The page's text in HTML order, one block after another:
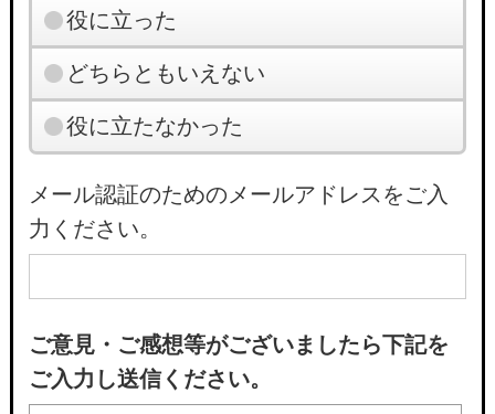
役に立った
どちらともいえない
役に立たなかった
メール認証のためのメールアドレスをご入
力ください。
ご意見・ご感想等がございましたら下記を
ご入力し送信ください。